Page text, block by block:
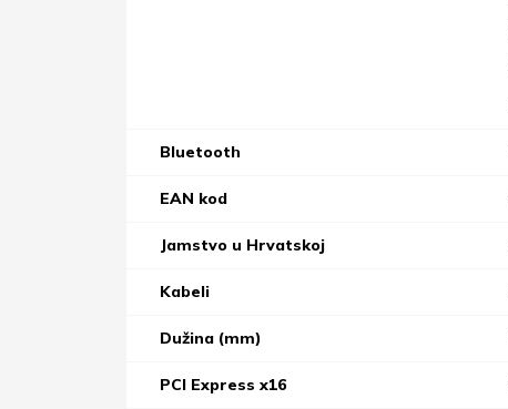
Bluetooth
EAN kod
Jamstvo u Hrvatskoj
Kabeli
Dužina (mm)
PCI Express x16